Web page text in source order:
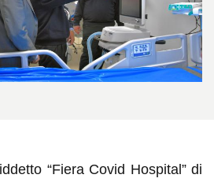
“Fiera Covid Hospital” di